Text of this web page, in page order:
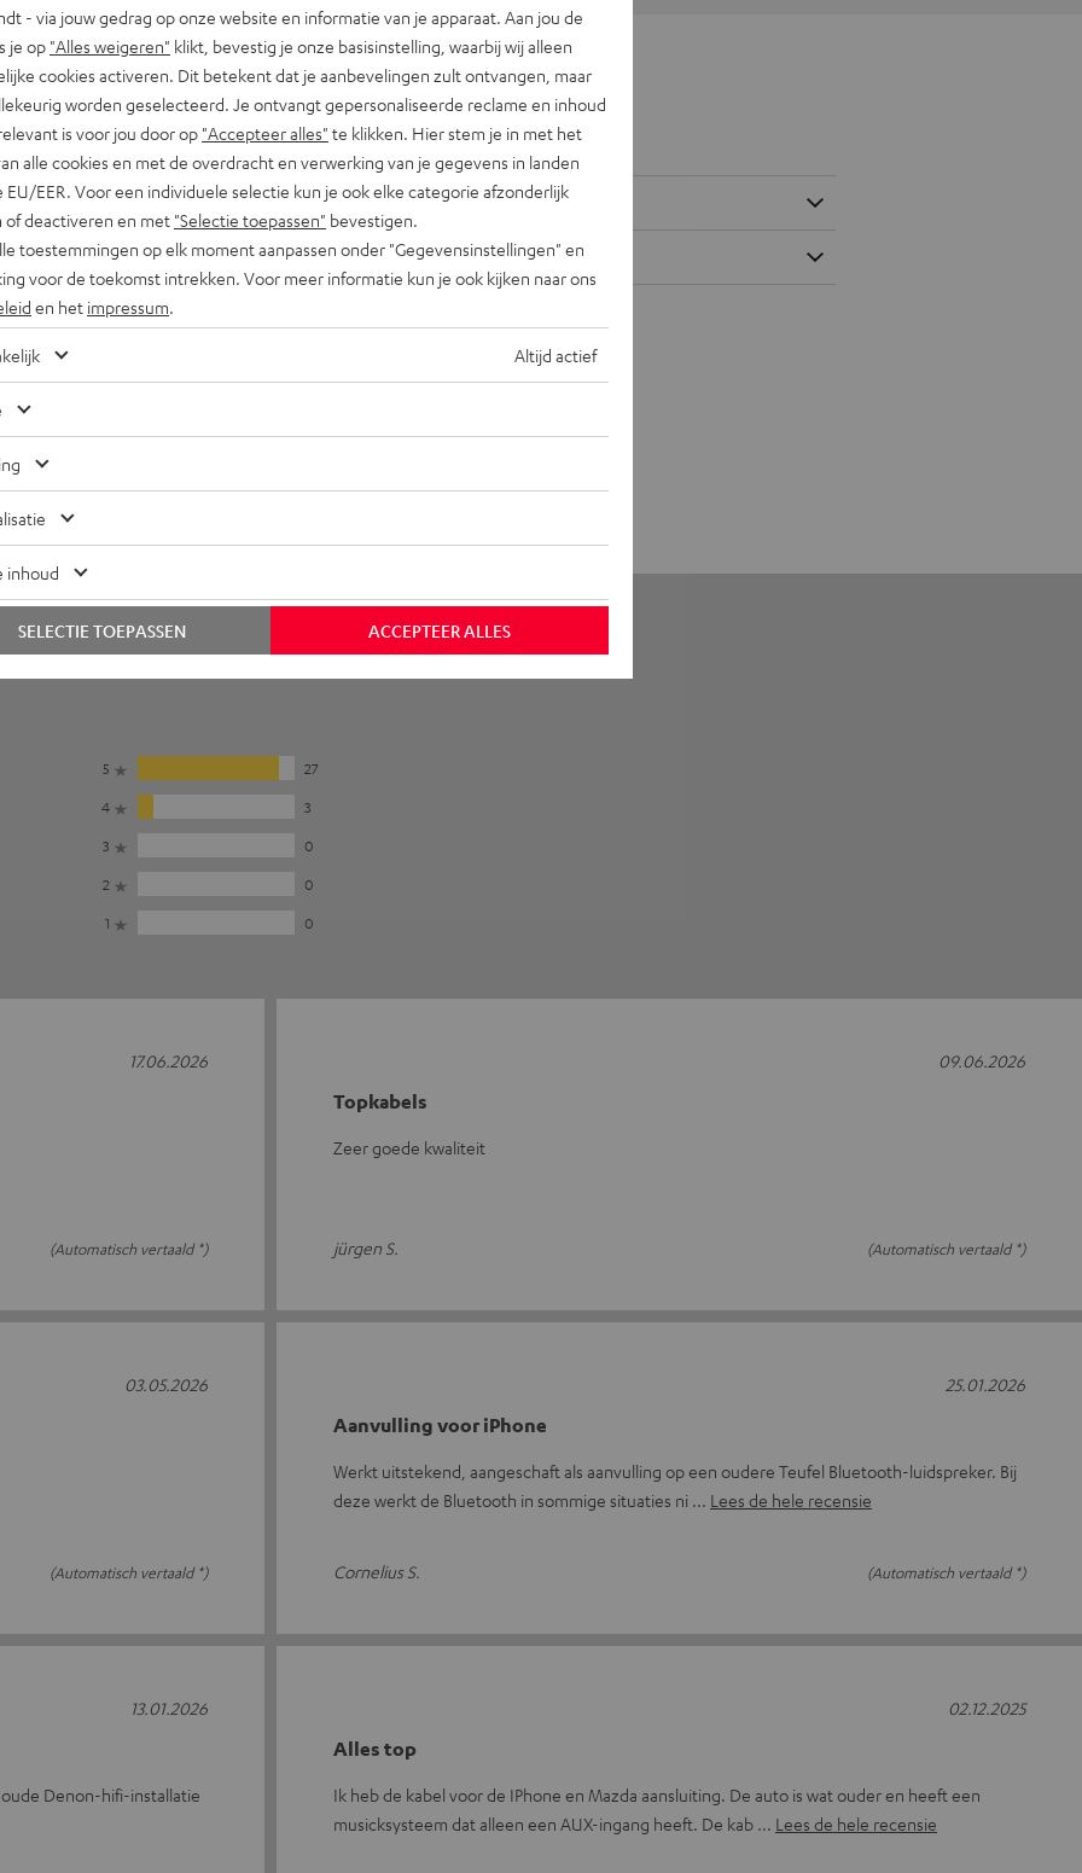
USB-C naar koptelefoonaansluiting
5
27
4
3
3
0
2
0
1
0
(Automatisch vertaald *)
17.06.2026
Topkabels
Zeer goede kwaliteit
jürgen S. (Automatisch vertaald *)
09.06.2026
(Automatisch vertaald *)
03.05.2026
Aanvulling voor iPhone
Werkt uitstekend, aangeschaft als aanvulling op een oudere Teufel Bluetooth-luidspreker. Bij
deze werkt de Bluetooth in sommige situaties ni
Lees de hele recensie
Cornelius S. (Automatisch vertaald *)
25.01.2026
Denon-hifi-installatie
13.01.2026
Alles top
Ik heb de kabel voor de IPhone en Mazda aansluiting. De auto is wat ouder en heeft een
musicksysteem dat alleen een AUX-ingang heeft. De kab
Lees de hele recensie
02.12.2025
- via jouw gedrag op onze website en informatie van je apparaat. Aan jou de
je op "Alles weigeren" klikt, bevestig je onze basisinstelling, waarbij wij alleen
cookies activeren. Dit betekent dat je aanbevelingen zult ontvangen, maar
worden geselecteerd. Je ontvangt gepersonaliseerde reclame en inhoud
is voor jou door op "Accepteer alles" te klikken. Hier stem je in met het
alle cookies en met de overdracht en verwerking van je gegevens in landen
EU/EER. Voor een individuele selectie kun je ook elke categorie afzonderlijk
of deactiveren en met "Selectie toepassen" bevestigen.
toestemmingen op elk moment aanpassen onder "Gegevensinstellingen" en
voor de toekomst intrekken. Voor meer informatie kun je ook kijken naar ons
en het impressum
Altijd actief
inhoud
ACCEPTEER ALLES
SELECTIE TOEPASSEN